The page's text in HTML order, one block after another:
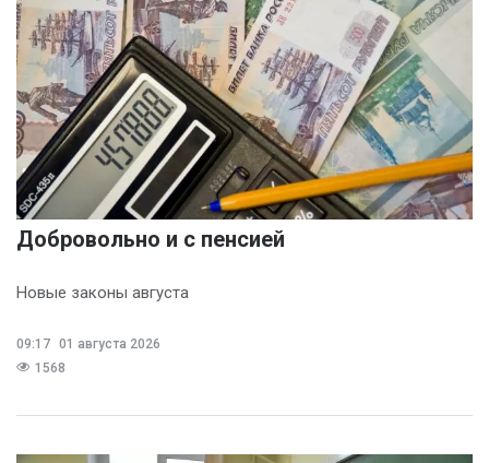
Добровольно и с пенсией
Новые законы августа
09:17 01 августа 2026
1568